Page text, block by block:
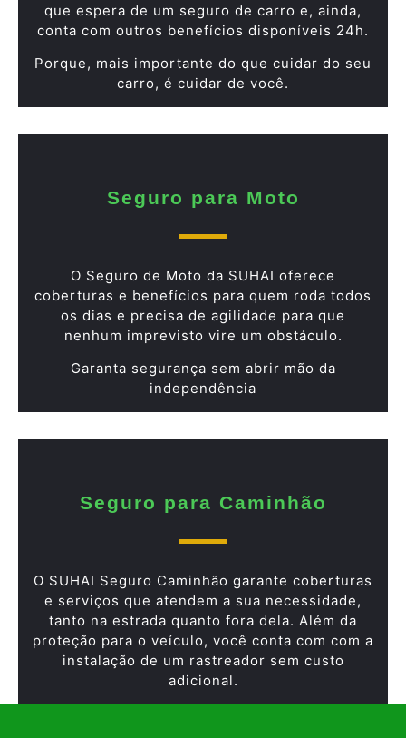
que espera de um seguro de carro e, ainda,
conta com outros benefícios disponíveis 24h.
Porque, mais importante do que cuidar do seu
carro, é cuidar de você.
Seguro para Moto
O Seguro de Moto da SUHAI oferece
coberturas e benefícios para quem roda todos
os dias e precisa de agilidade para que
nenhum imprevisto vire um obstáculo.
Garanta segurança sem abrir mão da
independência
Seguro para Caminhão
O SUHAI Seguro Caminhão garante coberturas
e serviços que atendem a sua necessidade,
tanto na estrada quanto fora dela. Além da
proteção para o veículo, você conta com com a
instalação de um rastreador sem custo
adicional.